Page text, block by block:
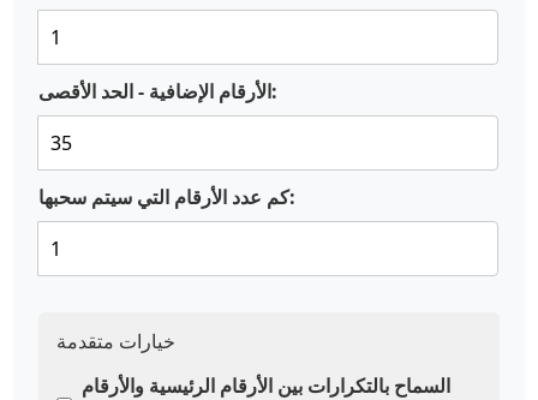
الأرقام الإضافية - الحد الأقصى:
كم عدد الأرقام التي سيتم سحبها:
خيارات متقدمة
السماح بالتكرارات بين الأرقام الرئيسية والأرقام